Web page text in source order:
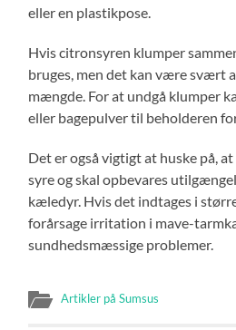
eller en plastikpose.
Hvis citronsyren klumper
bruges, men det kan være svært
mængde. For at undgå klumper
eller bagepulver til beholderen
Det er også vigtigt at huske på,
syre og skal opbevares
kæledyr. Hvis det indtages i
forårsage irritation i mave-
sundhedsmæssige problemer.
Artikler på Sumsus